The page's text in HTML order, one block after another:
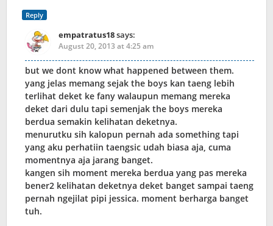
Reply
empatratus18says:
August 20, 2013 at 4:25 am
but we dont know what happened between them.
yang jelas memang sejak the boys kan taeng lebih
terlihat deket ke fany walaupun memang mereka
deket dari dulu tapi semenjak the boys mereka
berdua semakin kelihatan deketnya.
menurutku sih kalopun pernah ada something tapi
yang aku perhatiin taengsic udah biasa aja, cuma
momentnya aja jarang banget.
kangen sih moment mereka berdua yang pas mereka
bener2 kelihatan deketnya deket banget sampai taeng
pernah ngejilat pipi jessica. moment berharga banget
tuh.